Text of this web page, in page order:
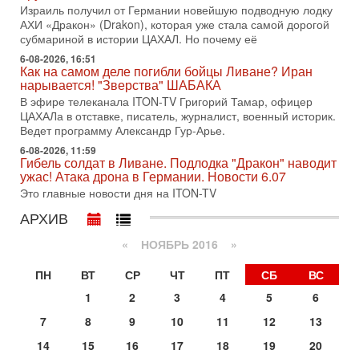
вспомнить взлет партии «Исраэль ба-алия», когда
31-07-2026, 17:00
Тайны закрытых дверей: о чём на самом деле
молчат Трамп и Нетаньяху?
Недавний визит премьер-министра Израиля Биньямина
Нетаньяху в США и его встреча с Дональдом Трампом
оставили больше вопросов, чем ответов. Полная
31-07-2026, 15:18
Иран готовит покушение на Нетаниягу! Трамп не
хочет эскалации, но КСИР готовит взрыв!
В эфире телеканала ITON-TV СЕРГЕЙ МИГДАЛЬ, эксперт
по вопросам безопасности, офицер запаса
Международного управления полиции Израиля, автор
31-07-2026, 09:02
Битва за разоружение ХАМАСа - НОВОСТИ
Сегодня президент США Дональд Трамп заявил о
достижении исторического соглашения о полном
разоружении ХАМАСа и других вооруженных группировок в
30-07-2026, 17:59
Иран доведет Трампа до крайних мер? Разбор и
оценка от военного обозревателя Давида Шарпа
Израиль получил от Германии новейшую подводную лодку
АХИ «Дракон» (Drakon), которая уже стала самой дорогой
субмариной в истории ЦАХАЛ. Но почему её
6-08-2026, 16:51
Как на самом деле погибли бойцы Ливане? Иран
нарывается! "Зверства" ШАБАКА
В эфире телеканала ITON-TV Григорий Тамар, офицер
ЦАХАЛа в отставке, писатель, журналист, военный историк.
Ведет программу Александр Гур-Арье.
6-08-2026, 11:59
Гибель солдат в Ливане. Подлодка "Дракон" наводит
ужас! Атака дрона в Германии. Новости 6.07
Это главные новости дня на ITON-TV
АРХИВ
« НОЯБРЬ 2016 »
ПН
ВТ СР ЧТ ПТ СБ
ВС
1
2 3 4 5
6
7
8 9 10 11 12
13
14
15 16 17 18 19
20